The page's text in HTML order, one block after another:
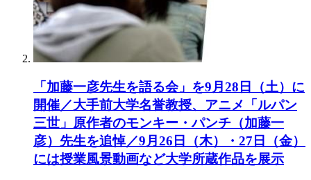
「加藤一彦先生を語る会」を9月28日（土）に
開催／大手前大学名誉教授、アニメ「ルパン
三世」原作者のモンキー・パンチ（加藤一
彦）先生を追悼／9月26日（木）・27日（金）
には授業風景動画など大学所蔵作品を展示